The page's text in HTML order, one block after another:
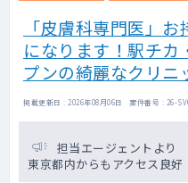
「皮膚科専門医」
になります！駅チ
プンの綺麗なクリニ
掲載更新日 : 2026年08月06日 案件番号 : 26-
担当エージェントより
東京都内からもアクセス良